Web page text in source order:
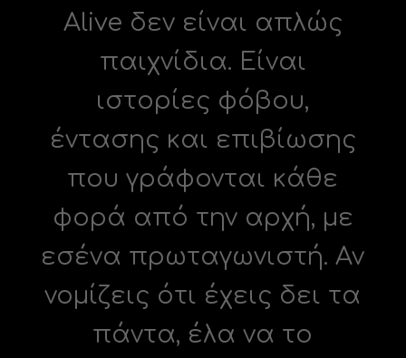
Alive δεν είναι απλώς
παιχνίδια. Είναι
ιστορίες φόβου,
έντασης και επιβίωσης
που γράφονται κάθε
φορά από την αρχή, με
εσένα πρωταγωνιστή. Αν
νομίζεις ότι έχεις δει τα
πάντα, έλα να το